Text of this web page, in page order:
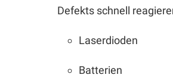
Defekts schnell
Laserdioden
Batterien